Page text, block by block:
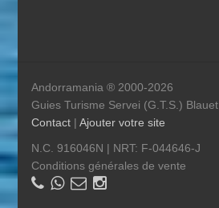
Andorramania ® 2000-2026
Guies Turisme Servei (G.T.S.) Blauet
Contact| Ajouter votre site
N.C. 916046N | NRT: F-044646-J
Conditions générales de vente